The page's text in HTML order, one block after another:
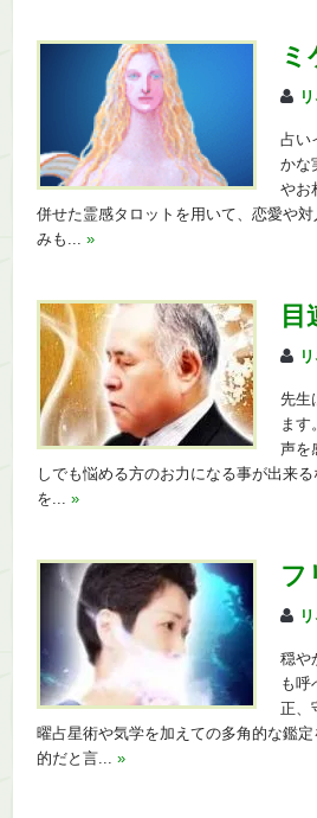
ミ
占い
かな
やお
併せた霊感タロットを用いて、恋愛や
みも... »
目
先生
ます
声を
しでも悩める方のお力になる事が出来
を... »
フ
穏や
も呼
正、
曜占星術や気学を加えての多角的な鑑
的だと言... »